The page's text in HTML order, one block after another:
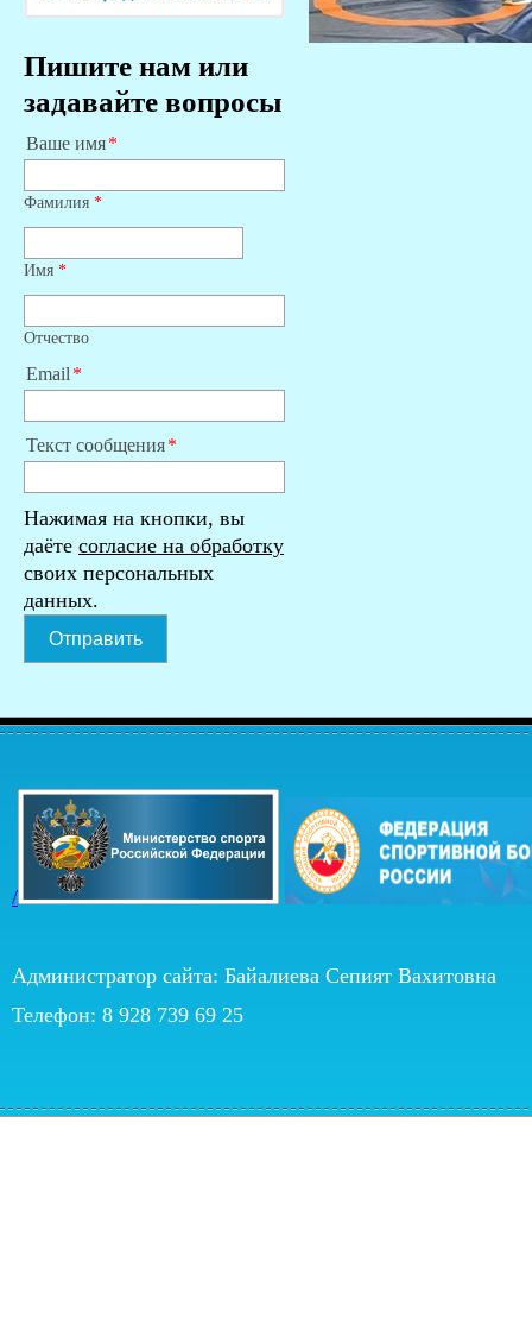
Пишите нам или
задавайте вопросы
Ваше имя
Фамилия *
Имя *
Отчество
Email
Текст сообщения
Нажимая на кнопки, вы
даёте согласие на обработку
своих персональных
данных.
Отправить
/
Администратор сайта: Байалиева Сепият Вахитовна
Телефон: 8 928 739 69 25